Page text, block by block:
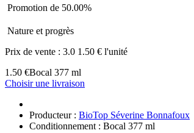
Promotion de 50.00%
Nature et progrès
Prix de vente : 3.0 1.50 € l'unité
1.50 €Bocal 377 ml
Choisir une livraison
Producteur : BioTop Séverine Bonnafoux
Conditionnement : Bocal 377 ml